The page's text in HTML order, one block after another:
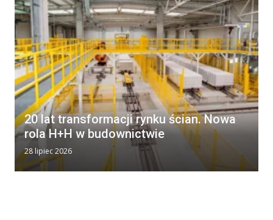
20 lat transformacji rynku ścian. Nowa
rola H+H w budownictwie
28 lipiec 2026